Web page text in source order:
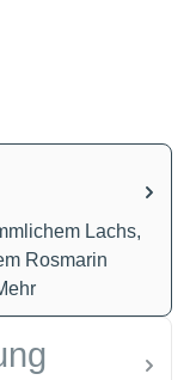
Lachs,
Rosmarin